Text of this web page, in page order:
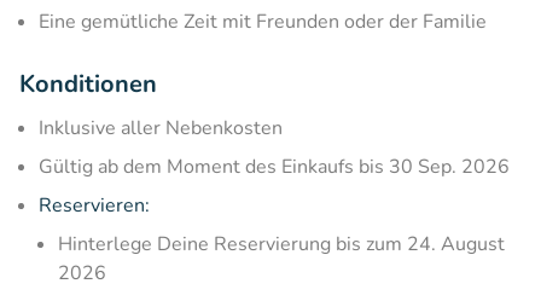
Eine gemütliche Zeit mit Freunden oder der Familie
Konditionen
Inklusive aller Nebenkosten
Gültig ab dem Moment des Einkaufs bis 30 Sep. 2026
Reservieren:
Hinterlege Deine Reservierung bis zum 24. August
2026